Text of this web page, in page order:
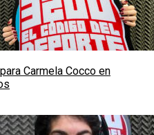
Carmela Cocco en